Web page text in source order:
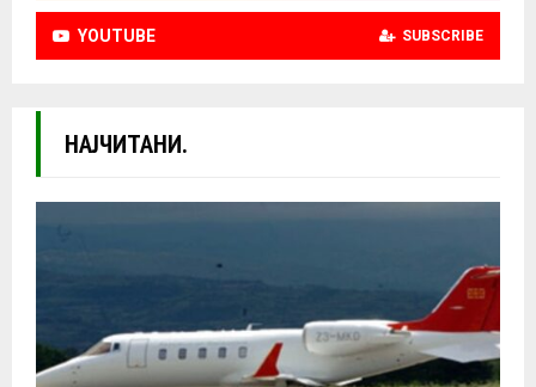
YOUTUBE SUBSCRIBE
НАЈЧИТАНИ.